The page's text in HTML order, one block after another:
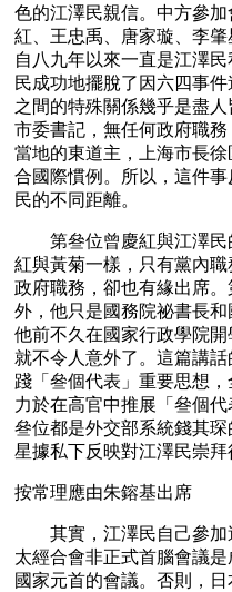
色的江澤民親信。中方參
紅、王忠禹、唐家璇、李
自八九年以來一直是江澤
民成功地擺脫了因六四事
之間的特殊關係幾乎是盡
市委書記，無任何政府職務
當地的東道主，上海市長
合國際慣例。所以，這件
民的不同距離。
第叄位曾慶紅與江澤民
紅與黃菊一樣，只有黨內
政府職務，卻也有緣出席
外，他只是國務院祕書長
他前不久在國家行政學院
就不令人意外了。這篇講
踐「叄個代表」重要思想
力於在高官中推展「叄個
叄位都是外交部系統錢其
星據私下反映對江澤民崇拜
按常理應由朱鎔基出席
其實，江澤民自己參加
太經合會非正式首腦會議
國家元首的會議。否則，